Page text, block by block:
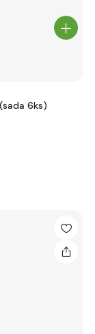
6ks)